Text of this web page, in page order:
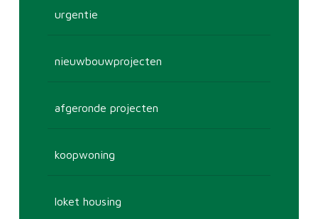
urgentie
nieuwbouwprojecten
afgeronde projecten
koopwoning
loket housing